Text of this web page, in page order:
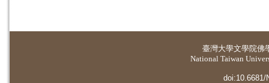
臺灣大學文學院佛
National Taiwan
doi:10.6681/